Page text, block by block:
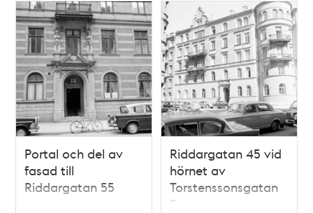
Portal och del av
fasad till
Riddargatan 55
Riddargatan 45 vid
hörnet av
Torstenssonsgatan
5